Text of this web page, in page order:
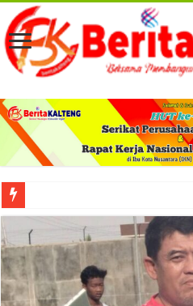
Viral! Selama Dua Bulan Lebih Siltap